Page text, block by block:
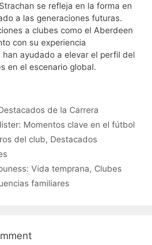
se refleja en la forma en
a las generaciones futuras.
a clubes como el Aberdeen
con su experiencia
han ayudado a elevar el perfil del
en el escenario global.
de la Carrera
Momentos clave en el fútbol
del club, Destacados
Vida temprana, Clubes
familiares